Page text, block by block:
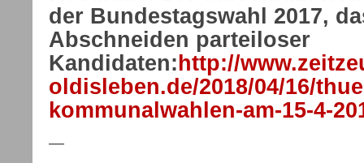
der Bundestagswahl 2017,
Abschneiden parteiloser
Kandidaten: http://
oldisleben.de/2018/04/16/
kommunalwahlen-am-15-4-
—